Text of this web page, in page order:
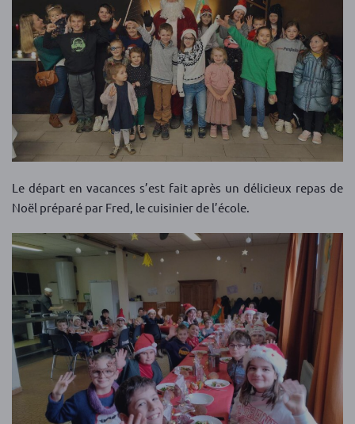
Le départ en vacances s’est fait après un délicieux repas de
Noël préparé par Fred, le cuisinier de l’école.